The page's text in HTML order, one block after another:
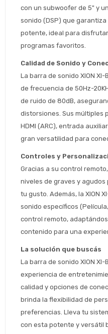
con un subwoofer de 5" y
sonido (DSP) que
potente, ideal para
programas favoritos.
Calidad de Sonido y
La barra de sonido XION
de frecuencia de 50Hz-
de ruido de 80dB,
distorsiones. Sus múltiples
HDMI (ARC), entrada
gran versatilidad para
Controles y
Gracias a su control
niveles de graves y
tu gusto. Además, la XION
sonido específicos
control remoto,
contenido para una
La solución que buscás
La barra de sonido XION
experiencia de
calidad y opciones de
brinda la flexibilidad de
preferencias. Lleva tu
con esta potente y versátil
Comprá
* sujeto
Estás calificado para comprar usando Pago